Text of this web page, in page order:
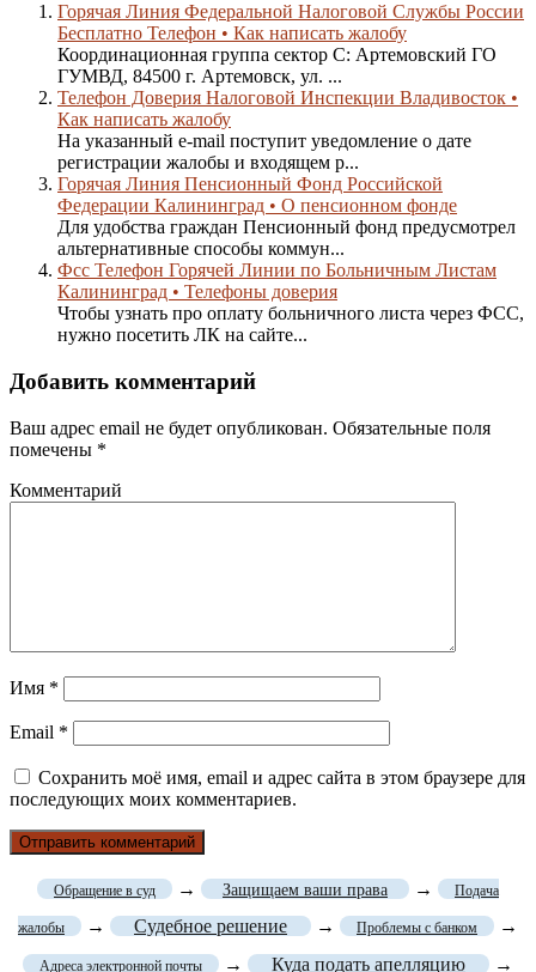
Горячая Линия Федеральной Налоговой Службы России
Бесплатно Телефон • Как написать жалобу
Координационная группа сектор С: Артемовский ГО
ГУМВД, 84500 г. Артемовск, ул. ...
Телефон Доверия Налоговой Инспекции Владивосток •
Как написать жалобу
На указанный e-mail поступит уведомление о дате
регистрации жалобы и входящем р...
Горячая Линия Пенсионный Фонд Российской
Федерации Калининград • О пенсионном фонде
Для удобства граждан Пенсионный фонд предусмотрел
альтернативные способы коммун...
Фсс Телефон Горячей Линии по Больничным Листам
Калининград • Телефоны доверия
Чтобы узнать про оплату больничного листа через ФСС,
нужно посетить ЛК на сайте...
Добавить комментарий
Ваш адрес email не будет опубликован. Обязательные поля
помечены *
Комментарий
Имя *
Email *
Сохранить моё имя, email и адрес сайта в этом браузере для
последующих моих комментариев.
Обращение в суд → Защищаем ваши права → Подача
жалобы → Судебное решение → Проблемы с банком →
Адреса электронной почты → Куда подать апелляцию →